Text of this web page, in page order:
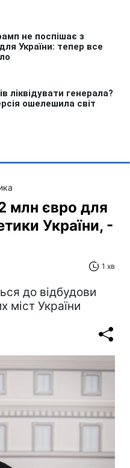
млн євро для
України, -
1 хв
до відбудови
міст України